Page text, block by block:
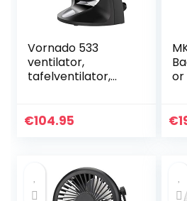
Vornado 533
ventilator,
tafelventilator,
ventilator, 48 W
€104.95
or
–
€